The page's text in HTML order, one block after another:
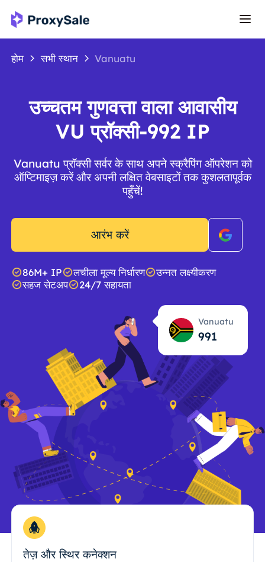
होम सभी स्थान Vanuatu
उच्चतम गुणवत्ता वाला आवासीय
VU प्रॉक्सी-992 IP
Vanuatu प्रॉक्सी सर्वर के साथ अपने स्क्रैपिंग ऑपरेशन को
ऑप्टिमाइज़ करें और अपनी लक्षित वेबसाइटों तक कुशलतापूर्वक
पहुँचें!
आरंभ करें
86M+ IP लचीला मूल्य निर्धारण
उन्नत लक्ष्यीकरण
सहज सेटअप
24/7 सहायता
Vanuatu
992
तेज़ और स्थिर कनेक्शन